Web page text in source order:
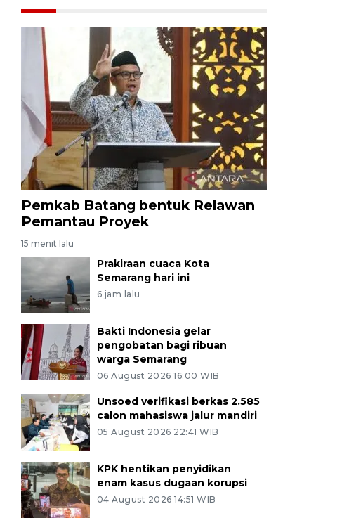
Pemkab Batang bentuk Relawan
Pemantau Proyek
15 menit lalu
Prakiraan cuaca Kota
Semarang hari ini
6 jam lalu
Bakti Indonesia gelar
pengobatan bagi ribuan
warga Semarang
06 August 2026 16:00 WIB
Unsoed verifikasi berkas 2.585
calon mahasiswa jalur mandiri
05 August 2026 22:41 WIB
KPK hentikan penyidikan
enam kasus dugaan korupsi
04 August 2026 14:51 WIB